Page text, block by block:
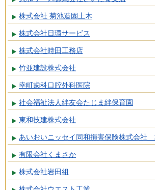
株式会社 菊池造園土木
株式会社日環サービス
株式会社時田工務店
竹並建設株式会社
幸町歯科口腔外科医院
社会福祉法人絆友会たじま絆保育園
東和技建株式会社
あいおいニッセイ同和損害保険株式会社
有限会社くまさか
株式会社岩田組